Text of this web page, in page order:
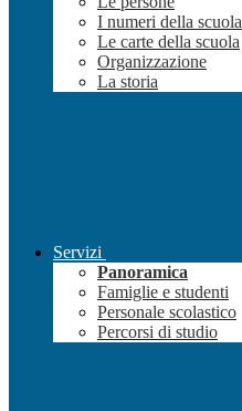
I numeri della scuola
Le carte della scuola
Organizzazione
La storia
Servizi
Panoramica
Famiglie e studenti
Personale scolastico
Percorsi di studio